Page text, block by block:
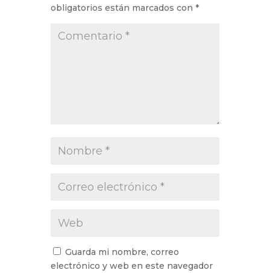
obligatorios están marcados con *
Guarda mi nombre, correo
electrónico y web en este navegador